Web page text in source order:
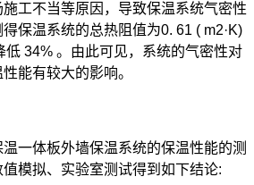
工不当等原因，导致保温系统气密性
保温系统的总热阻值为0. 61 ( m2·K)
低 34% 。由此可见，系统的气密性对
能有较大的影响。
一体板外墙保温系统的保温性能的测
模拟、实验室测试得到如下结论: